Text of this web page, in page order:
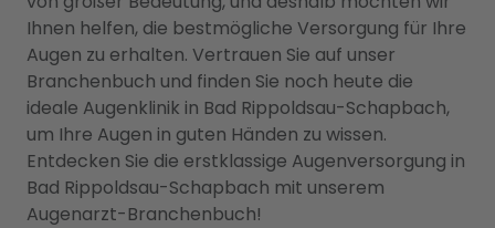
Ihnen helfen, die bestmögliche Versorgung für Ihre
Augen zu erhalten. Vertrauen Sie auf unser
Branchenbuch und finden Sie noch heute die
ideale Augenklinik in Bad Rippoldsau-Schapbach,
um Ihre Augen in guten Händen zu wissen.
Entdecken Sie die erstklassige Augenversorgung in
Bad Rippoldsau-Schapbach mit unserem
Augenarzt-Branchenbuch!